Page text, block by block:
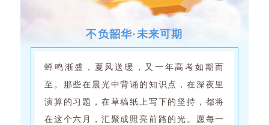
不负韶华·未来可期
蝉鸣渐盛，夏风送暖，又一年高考如期而
至。那些在晨光中背诵的知识点，在深夜里
演算的习题，在草稿纸上写下的坚持，都将
在这个六月，汇聚成照亮前路的光。愿每一